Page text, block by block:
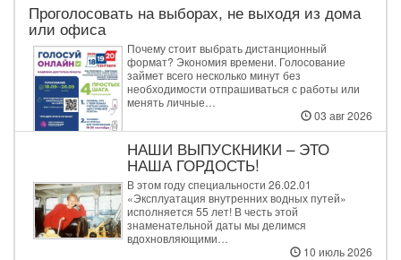
Проголосовать на выборах, не выходя из дома
или офиса
Почему стоит выбрать дистанционный
формат? Экономия времени. Голосование
займет всего несколько минут без
необходимости отпрашиваться с работы или
менять личные…
03 авг 2026
НАШИ ВЫПУСКНИКИ – ЭТО
НАША ГОРДОСТЬ!
В этом году специальности 26.02.01
«Эксплуатация внутренних водных путей»
исполняется 55 лет! В честь этой
знаменательной даты мы делимся
вдохновляющими…
10 июль 2026